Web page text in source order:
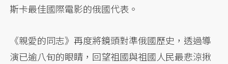
斯卡最佳國際電影的俄國代表。
《親愛的同志》再度將鏡頭對準俄國歷史，透過導
演已逾八旬的眼睛，回望祖國與祖國人民最悲涼揪